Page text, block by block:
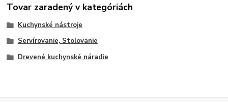
Tovar zaradený v kategóriách
Kuchynské nástroje
Servírovanie, Stolovanie
Drevené kuchynské náradie